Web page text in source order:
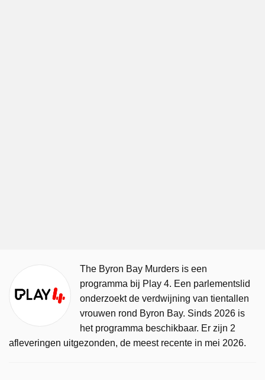
The Byron Bay Murders is een
programma bij Play 4. Een parlementslid
onderzoekt de verdwijning van tientallen
vrouwen rond Byron Bay. Sinds 2026 is
het programma beschikbaar. Er zijn 2
afleveringen uitgezonden, de meest recente in mei 2026.